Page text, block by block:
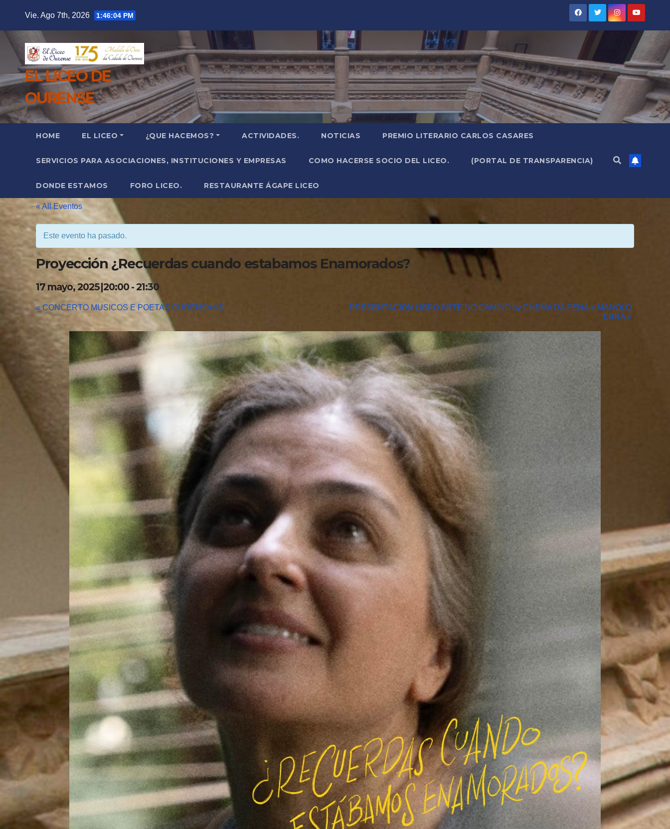
contenido
Vie. Ago 7th, 2026 1:46:06 PM
EL LICEO DE
OURENSE
HOME EL LICEO ¿QUE HACEMOS? ACTIVIDADES. NOTICIAS PREMIO LITERARIO CARLOS CASARES
SERVICIOS PARA ASOCIACIONES, INSTITUCIONES Y EMPRESAS COMO HACERSE SOCIO DEL LICEO. (PORTAL DE TRANSPARENCIA)
DONDE ESTAMOS FORO LICEO. RESTAURANTE ÁGAPE LICEO
« All Eventos
Este evento ha pasado.
Proyección ¿Recuerdas cuando estabamos Enamorados?
17 mayo, 2025|20:00-21:30
« CONCERTO MUSICOS E POETAS OURENSÁNS
PRESENTACION LIBRO ARTE NO CAMIÑO by CHEMA DA PENA e MANOLO
EBRA »